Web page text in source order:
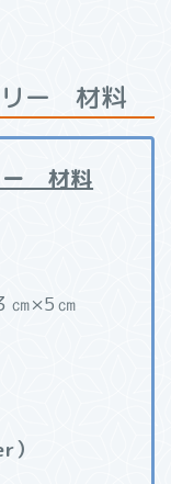
リー 材料
ー 材料
㎝×5㎝